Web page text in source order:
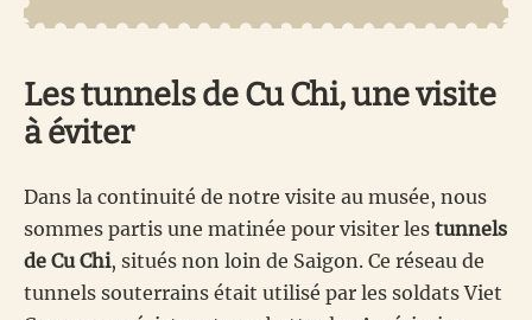
Les tunnels de Cu Chi, une visite
à éviter
Dans la continuité de notre visite au musée, nous
sommes partis une matinée pour visiter les tunnels
de Cu Chi, situés non loin de Saigon. Ce réseau de
tunnels souterrains était utilisé par les soldats Viet